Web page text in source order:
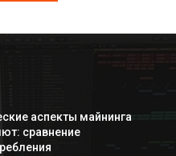
аспекты майнинга
сравнение